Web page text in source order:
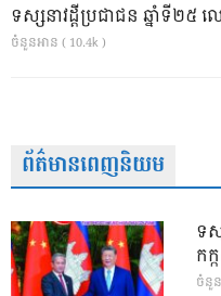
ទស្សនាវដ្ដីប្រជាជន ឆ្នាំទី២៥
ចំនួនអាន ( 10.4k )
ព័ត៌មានពេញនិយម
ទ
កក្
ចំនួ